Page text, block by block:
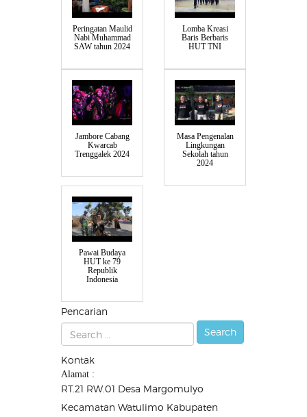
Peringatan Maulid
Nabi Muhammad
SAW tahun 2024
Lomba Kreasi
Baris Berbaris
HUT TNI
Jambore Cabang
Kwarcab
Trenggalek 2024
Masa Pengenalan
Lingkungan
Sekolah tahun
2024
Pawai Budaya
HUT ke 79
Republik
Indonesia
Pencarian
Kontak
Alamat :
RT.21 RW.01 Desa Margomulyo
Kecamatan Watulimo Kabupaten